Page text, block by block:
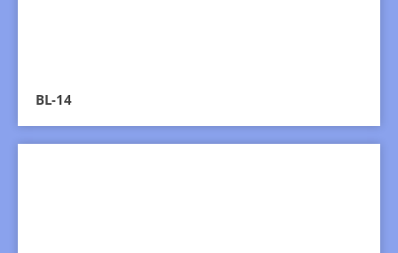
BL-14